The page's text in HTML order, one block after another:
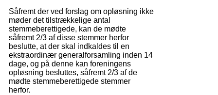
Såfremt der ved forslag om opløsning ikke
møder det tilstrækkelige antal
stemmeberettigede, kan de mødte
såfremt 2/3 af disse stemmer herfor
beslutte, at der skal indkaldes til en
ekstraordinær generalforsamling inden 14
dage, og på denne kan foreningens
opløsning besluttes, såfremt 2/3 af de
mødte stemmeberettigede stemmer
herfor.